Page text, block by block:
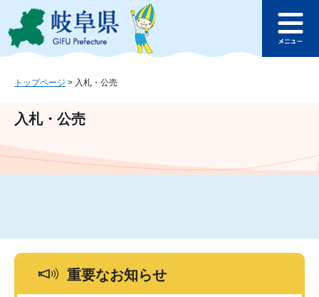
ジ
ュ
文
このページの本文へ
ュ
トップページ > 入札・公売
入札・公売
重要なお知らせ